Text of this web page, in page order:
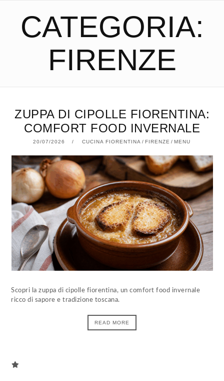
CATEGORIA:
FIRENZE
ZUPPA DI CIPOLLE FIORENTINA:
COMFORT FOOD INVERNALE
20/07/2026 20/07/2026CUCINA FIORENTINA / FIRENZE / MENU
Scopri la zuppa di cipolle fiorentina, un comfort food invernale
ricco di sapore e tradizione toscana.
READ MORE